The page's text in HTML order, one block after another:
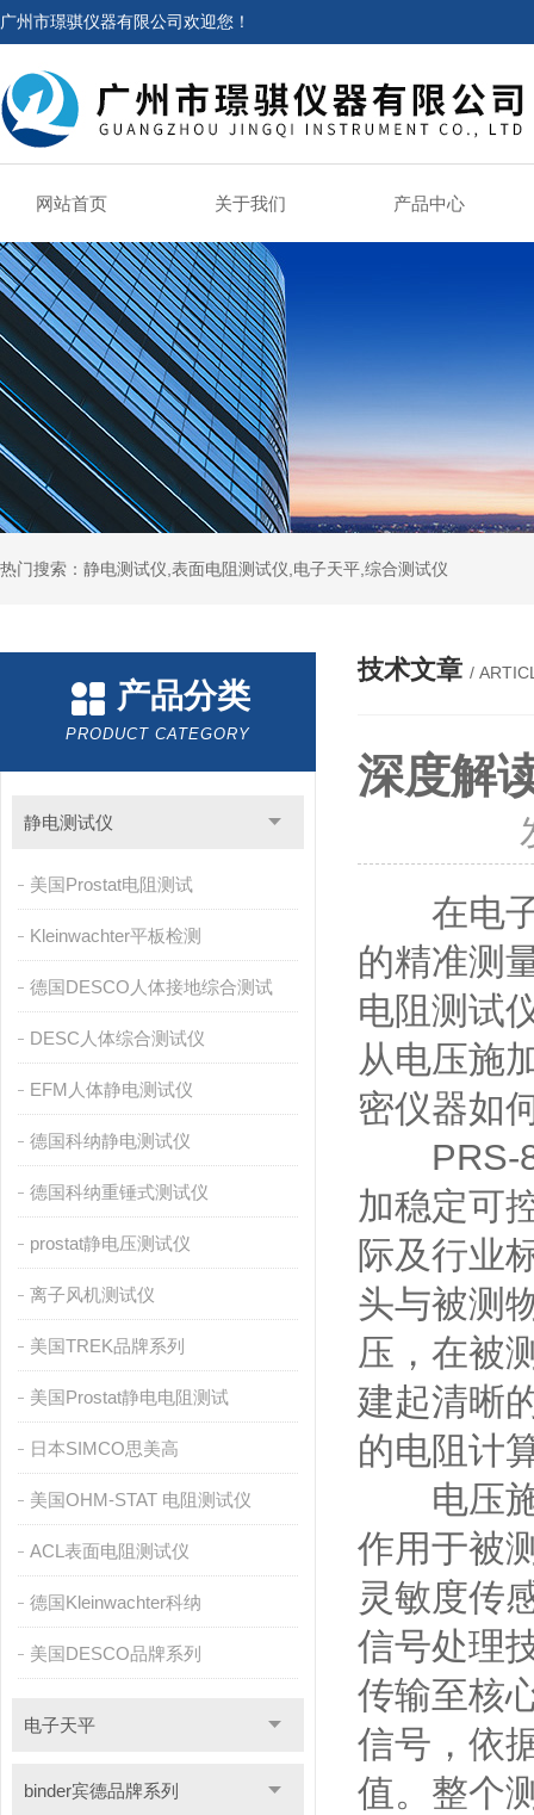
广州市璟骐仪器有限公司欢迎您！
网站首页 关于我们 产品中心
热门搜索：静电测试仪,表面电阻测试仪,电子天平,综合测试仪
产品分类
PRODUCT CATEGORY
静电测试仪
美国Prostat电阻测试
Kleinwachter平板检测
德国DESCO人体接地综合测试
DESC人体综合测试仪
EFM人体静电测试仪
德国科纳静电测试仪
德国科纳重锤式测试仪
prostat静电压测试仪
离子风机测试仪
美国TREK品牌系列
美国Prostat静电电阻测试
日本SIMCO思美高
美国OHM-STAT 电阻测试仪
ACL表面电阻测试仪
德国Kleinwachter科纳
美国DESCO品牌系列
电子天平
binder宾德品牌系列
技术文章 /
深度解
在电子
的精准测
电阻测试
从电压施
密仪器如
PRS-
加稳定可
际及行业
头与被测
压，在被
建起清晰
的电阻计
电压施
作用于被
灵敏度传
信号处理
传输至核
信号，依
值。整个